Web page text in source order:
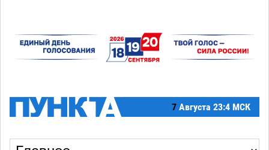
7 Августа 23:4 МСК